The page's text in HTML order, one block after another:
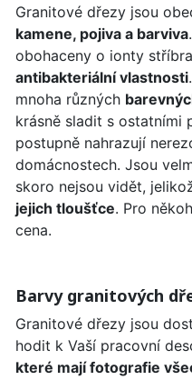
Granitové dřezy jsou
kamene, pojiva a barviva
obohaceny o ionty
antibakteriální vlastnosti
mnoha různých
krásně sladit s ostatními
postupně nahrazují
domácnostech. Jsou
skoro nejsou vidět,
jejich tloušťce. Pro
cena.
Barvy granitových
Granitové dřezy jsou
hodit k Vaší pracovní
které mají fotografie